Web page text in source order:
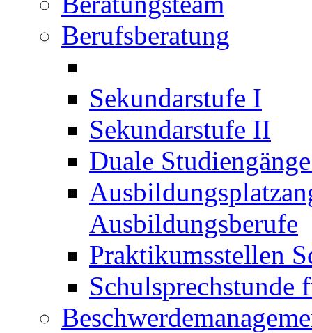
Berufsberatung
Sekundarstufe I
Sekundarstufe II
Duale
Ausbildungsberufe
Praktikumsstellen
Schulsprechstunde